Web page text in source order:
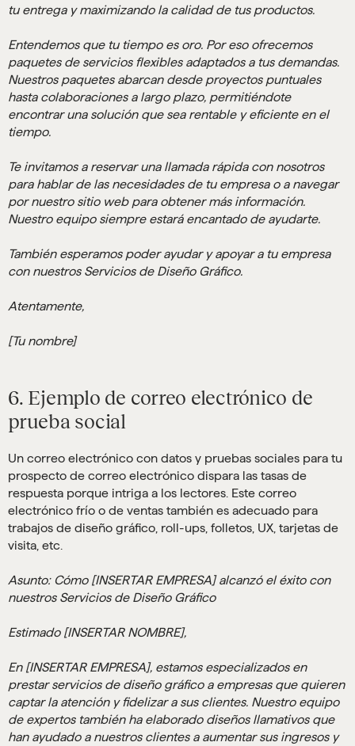
tu entrega y maximizando la calidad de tus productos.
Entendemos que tu tiempo es oro. Por eso ofrecemos
paquetes de servicios flexibles adaptados a tus demandas.
Nuestros paquetes abarcan desde proyectos puntuales
hasta colaboraciones a largo plazo, permitiéndote
encontrar una solución que sea rentable y eficiente en el
tiempo.
Te invitamos a reservar una llamada rápida con nosotros
para hablar de las necesidades de tu empresa o a navegar
por nuestro sitio web para obtener más información.
Nuestro equipo siempre estará encantado de ayudarte.
También esperamos poder ayudar y apoyar a tu empresa
con nuestros Servicios de Diseño Gráfico.
Atentamente,
[Tu nombre]
6. Ejemplo de correo electrónico de
prueba social
Un correo electrónico con datos y pruebas sociales para tu
prospecto de correo electrónico dispara las tasas de
respuesta porque intriga a los lectores. Este correo
electrónico frío o de ventas también es adecuado para
trabajos de diseño gráfico, roll-ups, folletos, UX, tarjetas de
visita, etc.
Asunto: Cómo [INSERTAR EMPRESA] alcanzó el éxito con
nuestros Servicios de Diseño Gráfico
Estimado [INSERTAR NOMBRE],
En [INSERTAR EMPRESA], estamos especializados en
prestar servicios de diseño gráfico a empresas que quieren
captar la atención y fidelizar a sus clientes. Nuestro equipo
de expertos también ha elaborado diseños llamativos que
han ayudado a nuestros clientes a aumentar sus ingresos y